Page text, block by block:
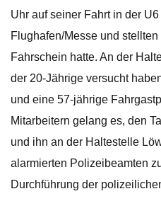
Uhr auf seiner Fahrt in der
Flughafen/Messe und
Fahrschein hatte. An der
der 20-Jährige versucht
und eine 57-jährige
Mitarbeitern gelang es, den
und ihn an der Haltestelle
alarmierten Polizeibeamten
Durchführung der